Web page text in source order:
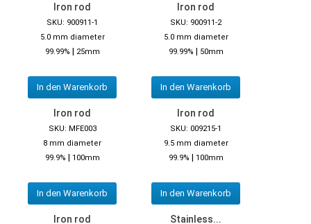
Iron rod
SKU: 900911-1
5.0 mm diameter
99.99% | 25mm
In den Warenkorb
Iron rod
SKU: 900911-2
5.0 mm diameter
99.99% | 50mm
In den Warenkorb
Iron rod
SKU: MFE003
8 mm diameter
99.9% | 100mm
In den Warenkorb
Iron rod
SKU: 009215-1
9.5 mm diameter
99.9% | 100mm
In den Warenkorb
Iron rod Stainless...